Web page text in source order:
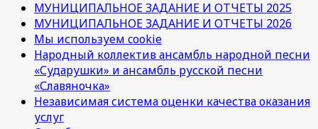
МУНИЦИПАЛЬНОЕ ЗАДАНИЕ И ОТЧЕТЫ 2025
МУНИЦИПАЛЬНОЕ ЗАДАНИЕ И ОТЧЕТЫ 2026
Мы используем cookie
Народный коллектив ансамбль народной песни
«Сударушки» и ансамбль русской песни
«Славяночка»
Независимая система оценки качества оказания
услуг